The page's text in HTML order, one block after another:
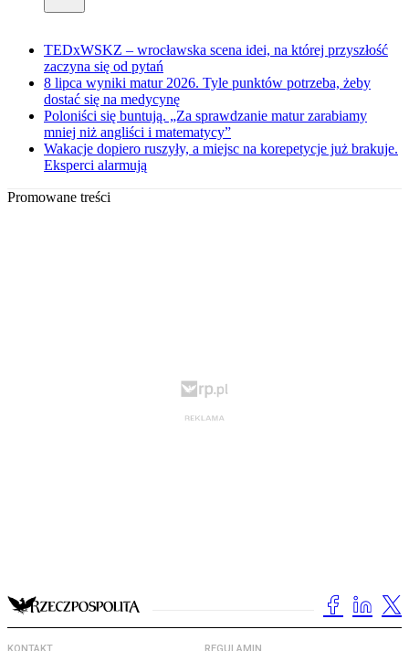
TEDxWSKZ – wrocławska scena idei, na której przyszłość
zaczyna się od pytań
8 lipca wyniki matur 2026. Tyle punktów potrzeba, żeby
dostać się na medycynę
Poloniści się buntują. „Za sprawdzanie matur zarabiamy
mniej niż angliści i matematycy”
Wakacje dopiero ruszyły, a miejsc na korepetycje już brakuje.
Eksperci alarmują
Promowane treści